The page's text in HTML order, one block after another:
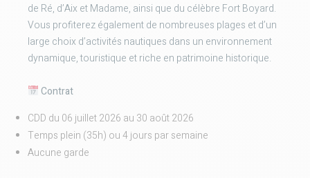
de Ré, d’Aix et Madame, ainsi que du célèbre Fort Boyard.
Vous profiterez également de nombreuses plages et d’un
large choix d’activités nautiques dans un environnement
dynamique, touristique et riche en patrimoine historique.
Contrat
CDD du 06 juillet 2026 au 30 août 2026
Temps plein (35h) ou 4 jours par semaine
Aucune garde